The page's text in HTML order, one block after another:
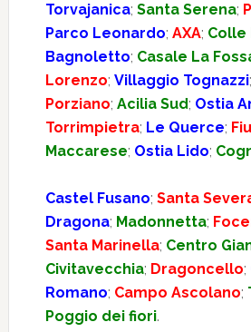
Torvajanica; Santa Serena;
Parco Leonardo; AXA; Colle
Bagnoletto; Casale La
Lorenzo; Villaggio Tognazzi;
Porziano; Acilia Sud; Ostia
Torrimpietra; Le Querce;
Maccarese; Ostia Lido;
Castel Fusano; Santa
Dragona; Madonnetta;
Santa Marinella; Centro
Civitavecchia; Dragoncello;
Romano; Campo Ascolano;
Poggio dei fiori.